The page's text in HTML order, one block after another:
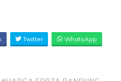
Twitter WhatsApp